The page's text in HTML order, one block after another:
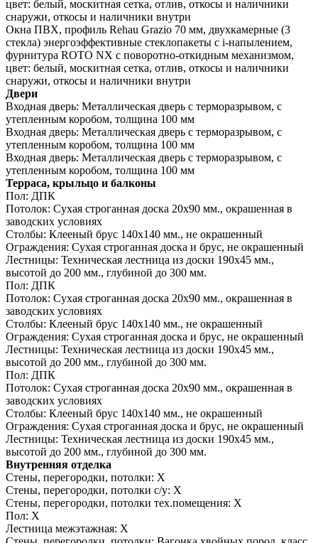
цвет: белый, москитная сетка, отлив, откосы и наличники
снаружи, откосы и наличники внутри
Окна ПВХ, профиль Rehau Grazio 70 мм, двухкамерные (3
стекла) энергоэффективные стеклопакеты c i-напылением,
фурнитура ROTO NX с поворотно-откидным механизмом,
цвет: белый, москитная сетка, отлив, откосы и наличники
снаружи, откосы и наличники внутри
Двери
Входная дверь: Металлическая дверь с терморазрывом, с
утепленным коробом, толщина 100 мм
Входная дверь: Металлическая дверь с терморазрывом, с
утепленным коробом, толщина 100 мм
Входная дверь: Металлическая дверь с терморазрывом, с
утепленным коробом, толщина 100 мм
Терраса, крыльцо и балконы
Пол: ДПК
Потолок: Сухая строганная доска 20х90 мм., окрашенная в
заводских условиях
Столбы: Клееный брус 140х140 мм., не окрашенный
Ограждения: Сухая строганная доска и брус, не окрашенный
Лестницы: Техническая лестница из доски 190х45 мм.,
высотой до 200 мм., глубиной до 300 мм.
Пол: ДПК
Потолок: Сухая строганная доска 20х90 мм., окрашенная в
заводских условиях
Столбы: Клееный брус 140х140 мм., не окрашенный
Ограждения: Сухая строганная доска и брус, не окрашенный
Лестницы: Техническая лестница из доски 190х45 мм.,
высотой до 200 мм., глубиной до 300 мм.
Пол: ДПК
Потолок: Сухая строганная доска 20х90 мм., окрашенная в
заводских условиях
Столбы: Клееный брус 140х140 мм., не окрашенный
Ограждения: Сухая строганная доска и брус, не окрашенный
Лестницы: Техническая лестница из доски 190х45 мм.,
высотой до 200 мм., глубиной до 300 мм.
Внутренняя отделка
Стены, перегородки, потолки: Х
Стены, перегородки, потолки с/у: Х
Стены, перегородки, потолки тех.помещения: Х
Пол: Х
Лестница межэтажная: Х